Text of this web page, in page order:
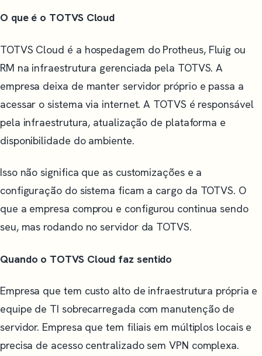
O que é o TOTVS Cloud
TOTVS Cloud é a hospedagem do Protheus, Fluig ou
RM na infraestrutura gerenciada pela TOTVS. A
empresa deixa de manter servidor próprio e passa a
acessar o sistema via internet. A TOTVS é responsável
pela infraestrutura, atualização de plataforma e
disponibilidade do ambiente.
Isso não significa que as customizações e a
configuração do sistema ficam a cargo da TOTVS. O
que a empresa comprou e configurou continua sendo
seu, mas rodando no servidor da TOTVS.
Quando o TOTVS Cloud faz sentido
Empresa que tem custo alto de infraestrutura própria e
equipe de TI sobrecarregada com manutenção de
servidor. Empresa que tem filiais em múltiplos locais e
precisa de acesso centralizado sem VPN complexa.